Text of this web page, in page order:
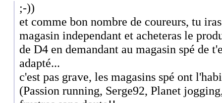
;-))
et comme bon nombre de coureurs, tu
magasin independant et acheteras le
de D4 en demandant au magasin spé de
adapté...
c'est pas grave, les magasins spé ont
(Passion running, Serge92, Planet